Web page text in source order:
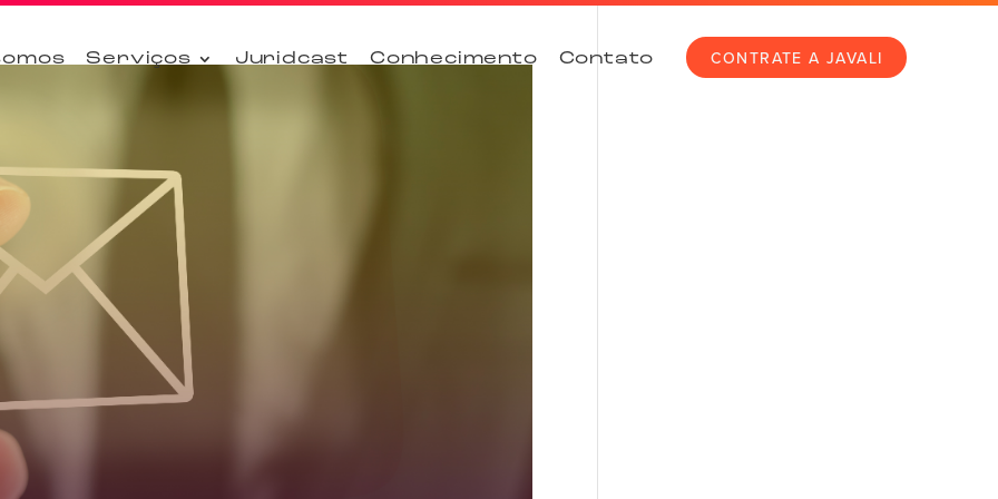
Serviços Juridcast Conhecimento Contato CONTRATE A JAVALI